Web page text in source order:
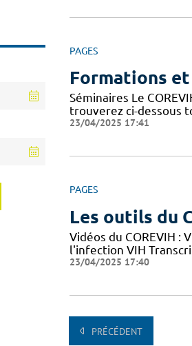
PAGES
Formations
Séminaires Le
trouverez ci-dessous
23/04/2025 17:41
PAGES
Les outils du
Vidéos du COREVIH :
l'infection VIH
23/04/2025 17:40
PRÉCÉDENT